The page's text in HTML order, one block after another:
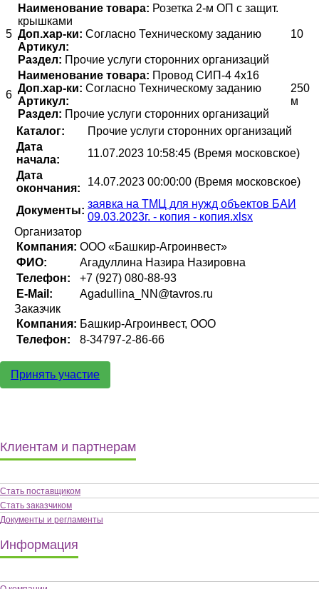
5
Наименование товара: Розетка 2-м ОП с защит.
крышками
Доп.хар-ки: Согласно Техническому заданию
Артикул:
Раздел: Прочие услуги сторонних организаций
10
6
Наименование товара: Провод СИП-4 4х16
Доп.хар-ки: Согласно Техническому заданию
Артикул:
Раздел: Прочие услуги сторонних организаций
250
м
Каталог:
Прочие услуги сторонних организаций
Дата
начала:
11.07.2023 10:58:45 (Время московское)
Дата
окончания:
14.07.2023 00:00:00 (Время московское)
Документы:
заявка на ТМЦ для нужд объектов БАИ
09.03.2023г. - копия - копия.xlsx
Организатор
Компания: ООО «Башкир-Агроинвест»
ФИО:
Агадуллина Назира Назировна
Телефон:
+7 (927) 080-88-93
E-Mail:
Agadullina_NN@tavros.ru
Заказчик
Компания: Башкир-Агроинвест, ООО
Телефон:
8-34797-2-86-66
Принять участие
Клиентам и партнерам
Стать поставщиком
Стать заказчиком
Документы и регламенты
Информация